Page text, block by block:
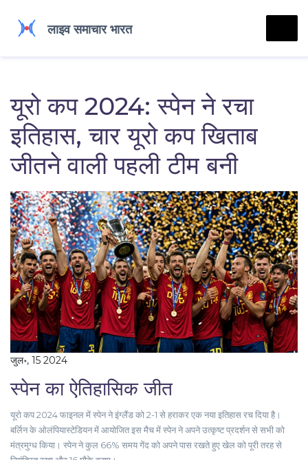
यूरो कप 2024: स्पेन ने रचा
इतिहास, चार यूरो कप खिताब
जीतने वाली पहली टीम बनी
जुल॰, 15 2024
स्पेन का ऐतिहासिक जीत
यूरो कप 2024 फाइनल में स्पेन ने इंग्लैंड को 2-1 से हराकर एक नया इतिहास रच दिया है।
बर्लिन के ओलंपियास्टेडियन में आयोजित इस मैच में स्पेन ने अपने उत्कृष्ट प्रदर्शन से सभी को
मंत्रमुग्ध किया। स्पेन ने कुल 66% समय गेंद को अपने पास रखते हुए खेल को पूरी तरह से